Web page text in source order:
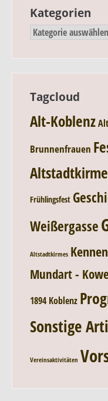
Kategorien
Tagcloud
Alt-Koblenz
Brunnenfrauen
Frühlingsfest
Weißergasse
Altstadtkirmes
Mundart -
1894 Koblenz
Sonstige
Vereinsaktivitäten